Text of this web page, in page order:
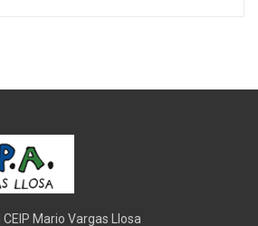
Mario Vargas Llosa